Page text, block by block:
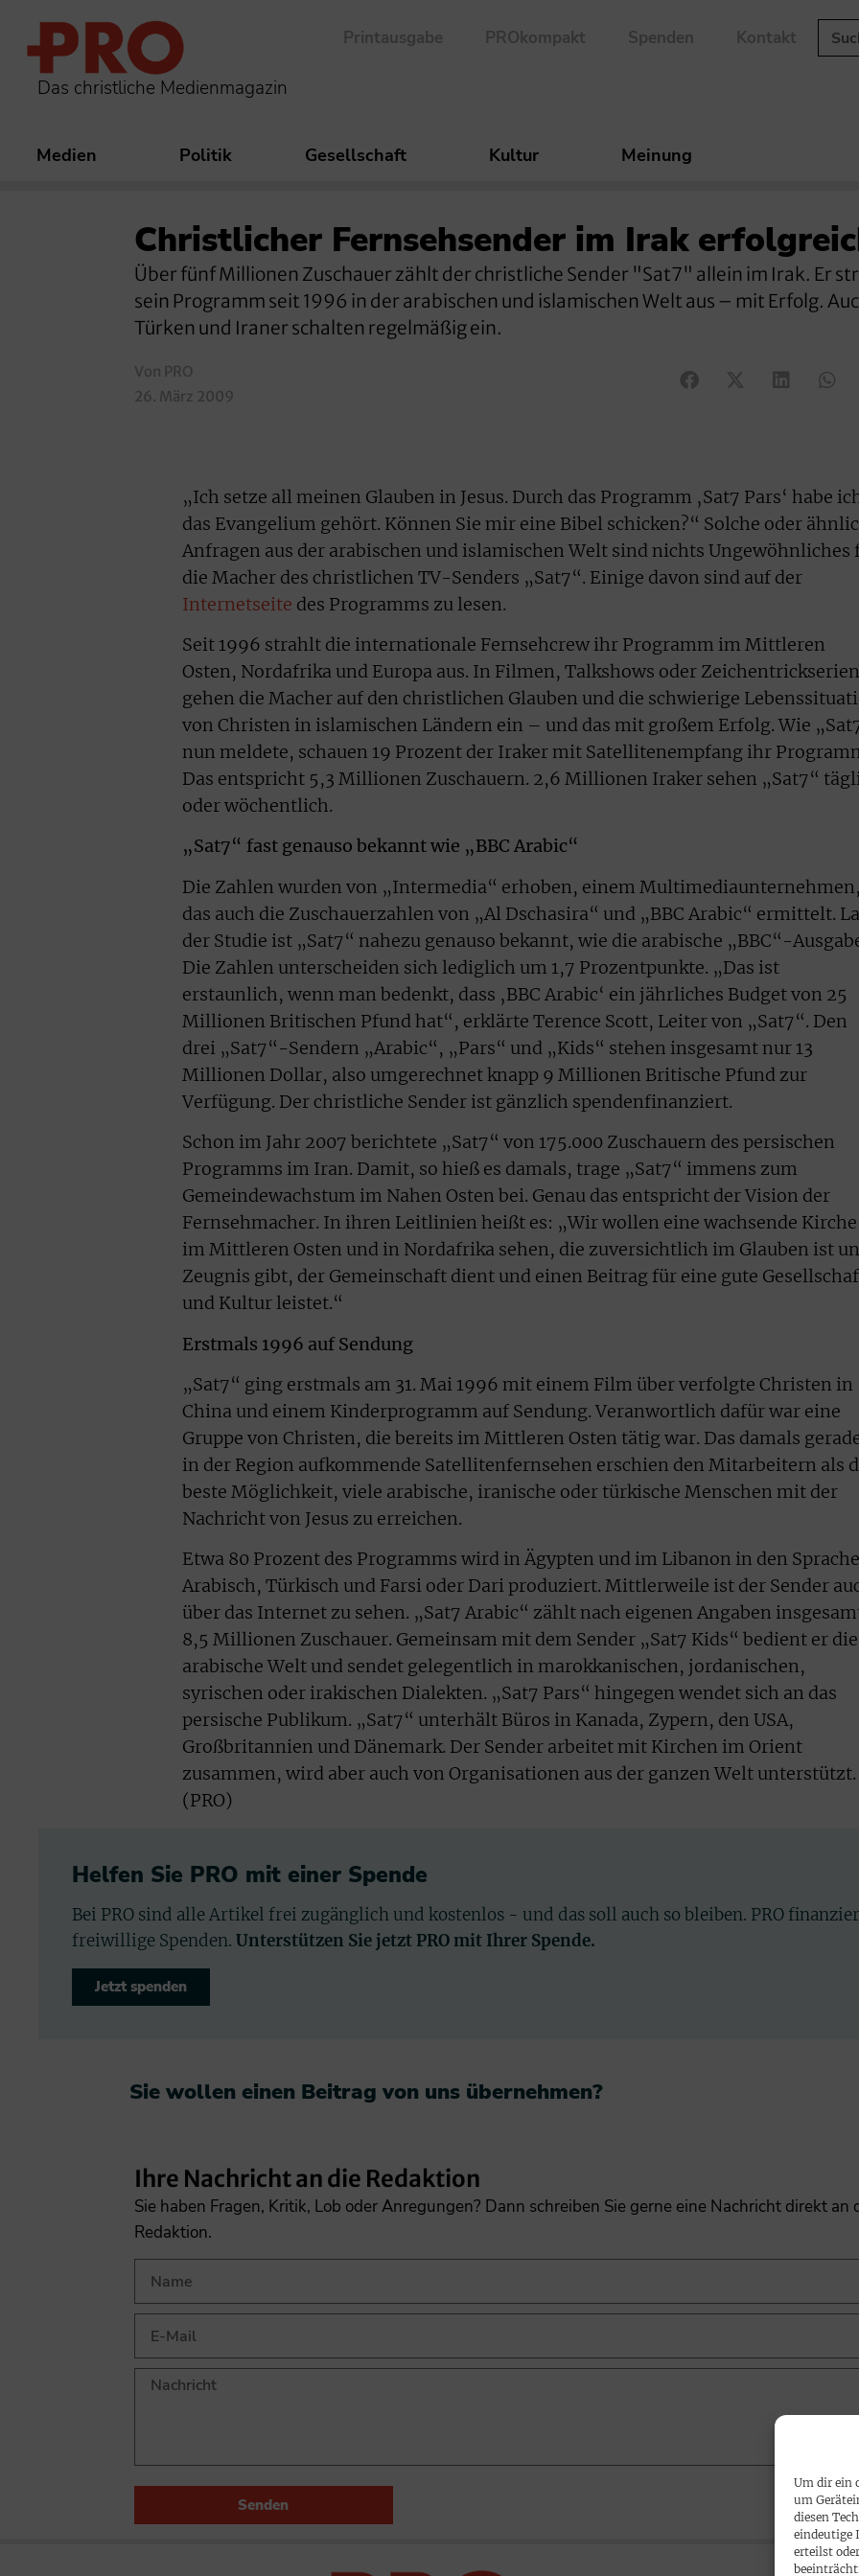
Um dir ein
um
diesen
eindeutige
erteilst
Das christliche Medienmagazin
Printausgabe PROkompakt Spenden Kontakt
Medien Politik Gesellschaft Kultur Meinung
Christlicher Fernsehsender im Irak
Über fünf Millionen Zuschauer zählt der christliche Sender "Sat7" allein im Irak. Er
sein Programm seit 1996 in der arabischen und islamischen Welt aus – mit Erfolg.
Türken und Iraner schalten regelmäßig ein.
Von PRO
26. März 2009
„Ich setze all meinen Glauben in Jesus. Durch das Programm ‚Sat7 Pars‘ habe
das Evangelium gehört. Können Sie mir eine Bibel schicken?“ Solche oder
Anfragen aus der arabischen und islamischen Welt sind nichts Ungewöhnliches
die Macher des christlichen TV-Senders „Sat7“. Einige davon sind auf der
Internetseite des Programms zu lesen.
Seit 1996 strahlt die internationale Fernsehcrew ihr Programm im Mittleren
Osten, Nordafrika und Europa aus. In Filmen, Talkshows oder Zeichentrickserien
gehen die Macher auf den christlichen Glauben und die schwierige
von Christen in islamischen Ländern ein – und das mit großem Erfolg. Wie
nun meldete, schauen 19 Prozent der Iraker mit Satellitenempfang ihr
Das entspricht 5,3 Millionen Zuschauern. 2,6 Millionen Iraker sehen „Sat7“
oder wöchentlich.
„Sat7“ fast genauso bekannt wie „BBC Arabic“
Die Zahlen wurden von „Intermedia“ erhoben, einem Multimediaunternehmen,
das auch die Zuschauerzahlen von „Al Dschasira“ und „BBC Arabic“ ermittelt.
der Studie ist „Sat7“ nahezu genauso bekannt, wie die arabische „BBC“-
Die Zahlen unterscheiden sich lediglich um 1,7 Prozentpunkte. „Das ist
erstaunlich, wenn man bedenkt, dass ‚BBC Arabic‘ ein jährliches Budget von 25
Millionen Britischen Pfund hat“, erklärte Terence Scott, Leiter von „Sat7“. Den
drei „Sat7“-Sendern „Arabic“, „Pars“ und „Kids“ stehen insgesamt nur 13
Millionen Dollar, also umgerechnet knapp 9 Millionen Britische Pfund zur
Verfügung. Der christliche Sender ist gänzlich spendenfinanziert.
Schon im Jahr 2007 berichtete „Sat7“ von 175.000 Zuschauern des persischen
Programms im Iran. Damit, so hieß es damals, trage „Sat7“ immens zum
Gemeindewachstum im Nahen Osten bei. Genau das entspricht der Vision der
Fernsehmacher. In ihren Leitlinien heißt es: „Wir wollen eine wachsende Kirche
im Mittleren Osten und in Nordafrika sehen, die zuversichtlich im Glauben ist
Zeugnis gibt, der Gemeinschaft dient und einen Beitrag für eine gute
und Kultur leistet.“
Erstmals 1996 auf Sendung
„Sat7“ ging erstmals am 31. Mai 1996 mit einem Film über verfolgte Christen in
China und einem Kinderprogramm auf Sendung. Veranwortlich dafür war eine
Gruppe von Christen, die bereits im Mittleren Osten tätig war. Das damals
in der Region aufkommende Satellitenfernsehen erschien den Mitarbeitern als
beste Möglichkeit, viele arabische, iranische oder türkische Menschen mit der
Nachricht von Jesus zu erreichen.
Etwa 80 Prozent des Programms wird in Ägypten und im Libanon in den
Arabisch, Türkisch und Farsi oder Dari produziert. Mittlerweile ist der Sender
über das Internet zu sehen. „Sat7 Arabic“ zählt nach eigenen Angaben
8,5 Millionen Zuschauer. Gemeinsam mit dem Sender „Sat7 Kids“ bedient er die
arabische Welt und sendet gelegentlich in marokkanischen, jordanischen,
syrischen oder irakischen Dialekten. „Sat7 Pars“ hingegen wendet sich an das
persische Publikum. „Sat7“ unterhält Büros in Kanada, Zypern, den USA,
Großbritannien und Dänemark. Der Sender arbeitet mit Kirchen im Orient
zusammen, wird aber auch von Organisationen aus der ganzen Welt unterstützt.
(PRO)
Helfen Sie PRO mit einer Spende
Bei PRO sind alle Artikel frei zugänglich und kostenlos - und das soll auch so bleiben. PRO
freiwillige Spenden. Unterstützen Sie jetzt PRO mit Ihrer Spende.
Jetzt spenden
Sie wollen einen Beitrag von uns übernehmen?​
Ihre Nachricht an die Redaktion
Sie haben Fragen, Kritik, Lob oder Anregungen? Dann schreiben Sie gerne eine Nachricht direkt an
Redaktion.
Senden